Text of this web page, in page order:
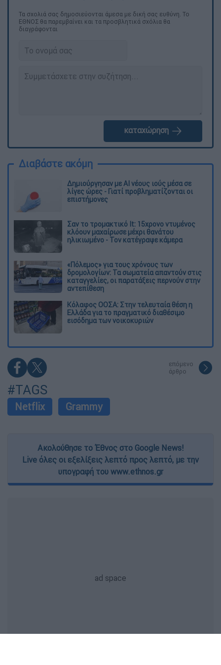
Τα σχολιά σας δημοσιεύονται άμεσα με δική σας ευθύνη. Το
ΕΘΝΟΣ θα παρεμβαίνει και τα προσβλητικά σχόλια θα
διαγράφονται
καταχώρηση
Διαβάστε ακόμη
Δημιούργησαν με AI νέους ιούς μέσα σε
λίγες ώρες - Γιατί προβληματίζονται οι
επιστήμονες
Σαν το τρομακτικό It: 15χρονο ντυμένος
κλόουν μαχαίρωσε μέχρι θανάτου
ηλικιωμένο - Τον κατέγραψε κάμερα
«Πόλεμος» για τους χρόνους των
δρομολογίων: Τα σωματεία απαντούν στις
καταγγελίες, οι παρατάξεις περνούν στην
αντεπίθεση
Κόλαφος ΟΟΣΑ: Στην τελευταία θέση η
Ελλάδα για το πραγματικό διαθέσιμο
εισόδημα των νοικοκυριών
επόμενο
άρθρο
#TAGS
Netflix Grammy
Ακολούθησε το Έθνος στο Google News!
Live όλες οι εξελίξεις λεπτό προς λεπτό, με την
υπογραφή του www.ethnos.gr